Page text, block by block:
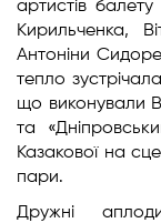
артистів
Кирильченка,
Антоніни
тепло
що виконували
та
Казакової на
пари.
Дружні